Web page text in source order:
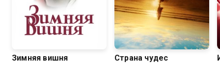
Зимняя вишня Страна чудес